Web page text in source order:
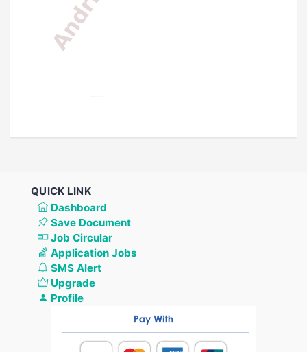
QUICK LINK
Dashboard
Save Document
Job Circular
Application Jobs
SMS Alert
Upgrade
Profile